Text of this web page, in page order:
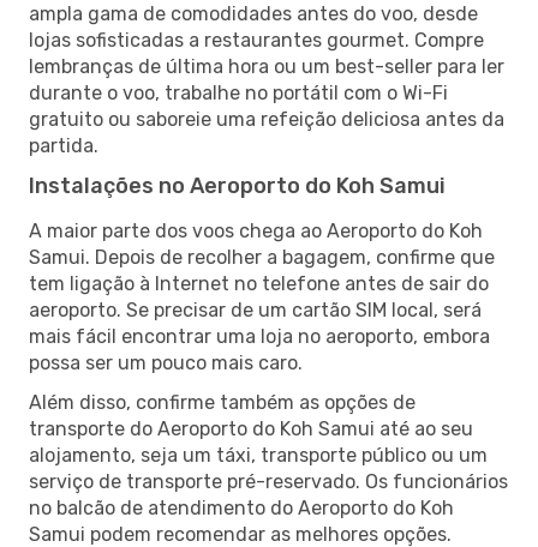
ampla gama de comodidades antes do voo, desde
lojas sofisticadas a restaurantes gourmet. Compre
lembranças de última hora ou um best-seller para ler
durante o voo, trabalhe no portátil com o Wi-Fi
gratuito ou saboreie uma refeição deliciosa antes da
partida.
Instalações no Aeroporto do Koh Samui
A maior parte dos voos chega ao Aeroporto do Koh
Samui. Depois de recolher a bagagem, confirme que
tem ligação à Internet no telefone antes de sair do
aeroporto. Se precisar de um cartão SIM local, será
mais fácil encontrar uma loja no aeroporto, embora
possa ser um pouco mais caro.
Além disso, confirme também as opções de
transporte do Aeroporto do Koh Samui até ao seu
alojamento, seja um táxi, transporte público ou um
serviço de transporte pré-reservado. Os funcionários
no balcão de atendimento do Aeroporto do Koh
Samui podem recomendar as melhores opções.